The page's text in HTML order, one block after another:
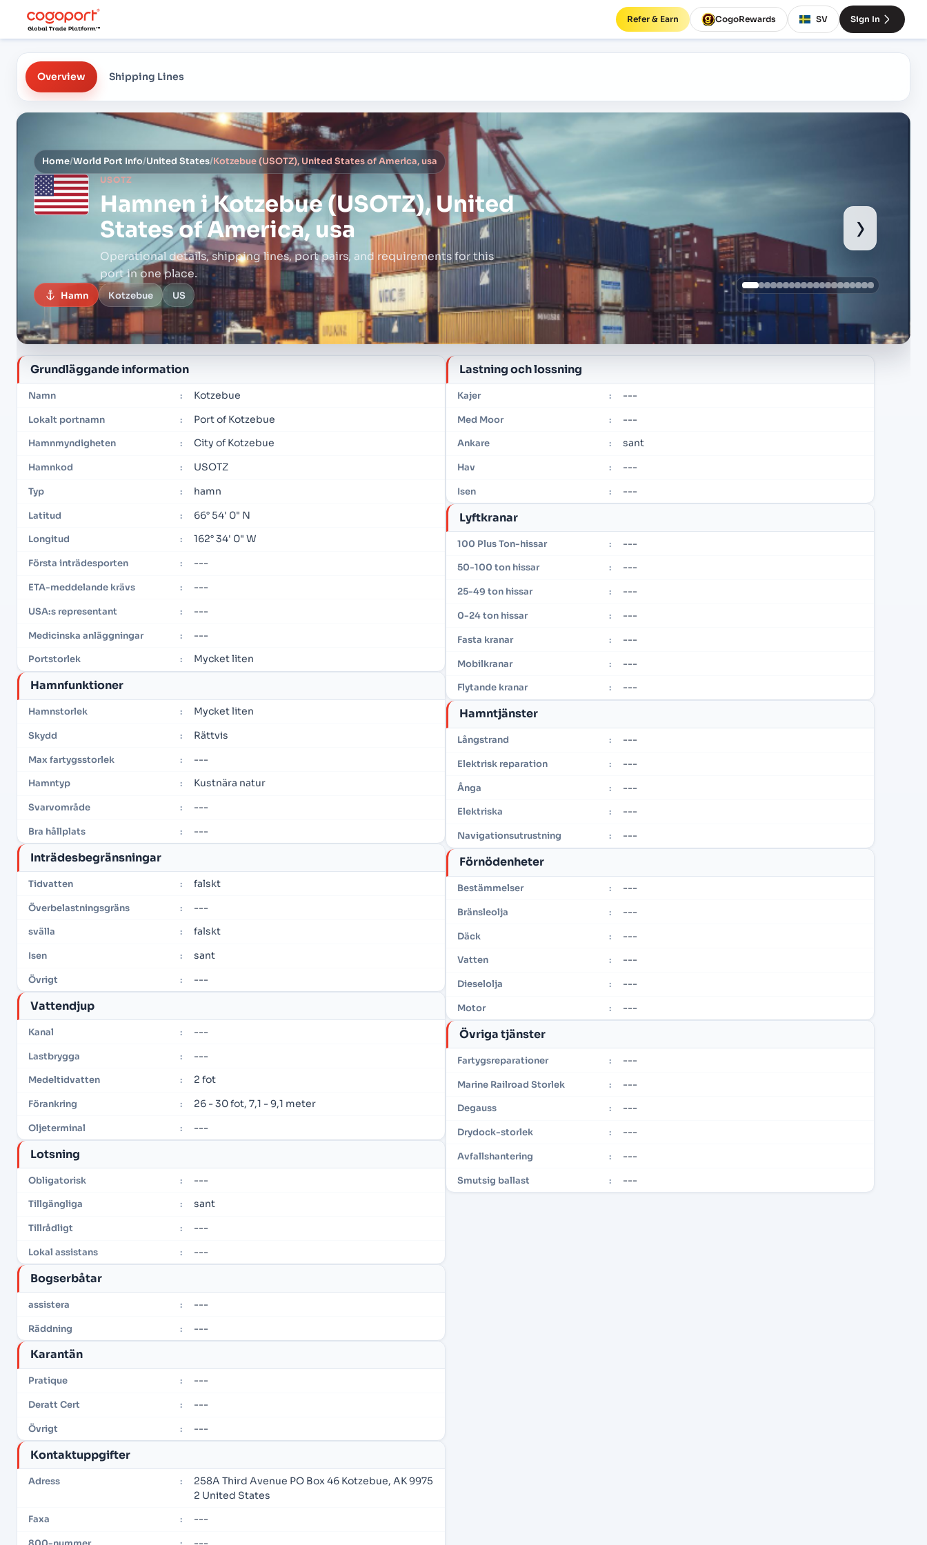
Refer & Earn CogoRewards SV Sign In
Overview Shipping Lines
Home/World Port Info/United States/Kotzebue (USOTZ), United States of America, usa
USOTZ
Hamnen iKotzebue (USOTZ), United
States of America, usa
Operational details, shipping lines, port pairs, and requirements for this
port in one place.
Hamn Kotzebue US
›
Grundläggande information
Namn : Kotzebue
Lokalt portnamn : Port of Kotzebue
Hamnmyndigheten : City of Kotzebue
Hamnkod : USOTZ
Typ : hamn
Latitud : 66° 54' 0" N
Longitud : 162° 34' 0" W
Första inträdesporten : ---
ETA-meddelande krävs : ---
USA:s representant : ---
Medicinska anläggningar : ---
Portstorlek : Mycket liten
Hamnfunktioner
Hamnstorlek : Mycket liten
Skydd : Rättvis
Max fartygsstorlek : ---
Hamntyp : Kustnära natur
Svarvområde : ---
Bra hållplats : ---
Inträdesbegränsningar
Tidvatten : falskt
Överbelastningsgräns : ---
svälla : falskt
Isen : sant
Övrigt : ---
Vattendjup
Kanal : ---
Lastbrygga : ---
Medeltidvatten : 2 fot
Förankring : 26 - 30 fot, 7,1 - 9,1 meter
Oljeterminal : ---
Lotsning
Obligatorisk : ---
Tillgängliga : sant
Tillrådligt : ---
Lokal assistans : ---
Bogserbåtar
assistera : ---
Räddning : ---
Karantän
Pratique : ---
Deratt Cert : ---
Övrigt : ---
Kontaktuppgifter
Adress :
258A Third Avenue PO Box 46 Kotzebue, AK 9975
2 United States
Faxa : ---
Lastning och lossning
Kajer : ---
Med Moor : ---
Ankare : sant
Hav : ---
Isen : ---
Lyftkranar
100 Plus Ton-hissar : ---
50-100 ton hissar : ---
25-49 ton hissar : ---
0-24 ton hissar : ---
Fasta kranar : ---
Mobilkranar : ---
Flytande kranar : ---
Hamntjänster
Långstrand : ---
Elektrisk reparation : ---
Ånga : ---
Elektriska : ---
Navigationsutrustning : ---
Förnödenheter
Bestämmelser : ---
Bränsleolja : ---
Däck : ---
Vatten : ---
Dieselolja : ---
Motor : ---
Övriga tjänster
Fartygsreparationer : ---
Marine Railroad Storlek : ---
Degauss : ---
Drydock-storlek : ---
Avfallshantering : ---
Smutsig ballast : ---